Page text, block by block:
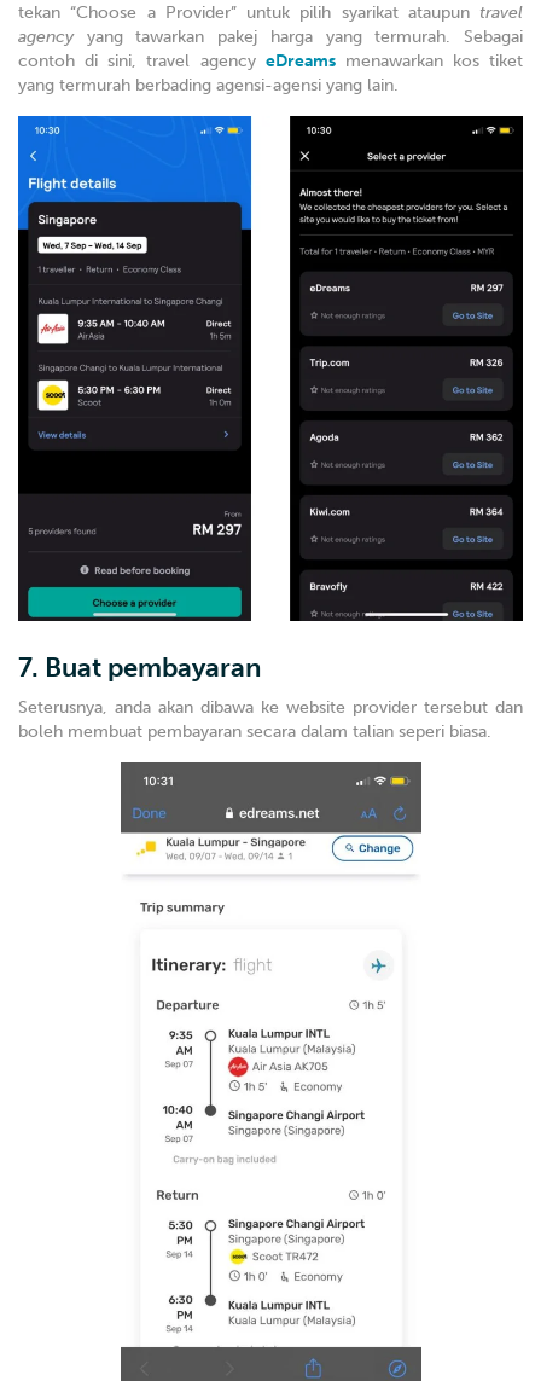
tekan “Choose a Provider” untuk pilih syarikat ataupun travel
agencyyang tawarkan pakej harga yang termurah. Sebagai
contoh di sini, travel agency eDreamsmenawarkan kos tiket
yang termurah berbading agensi-agensi yang lain.
7. Buat pembayaran
Seterusnya, anda akan dibawa ke website provider tersebut dan
boleh membuat pembayaran secara dalam talian seperi biasa.